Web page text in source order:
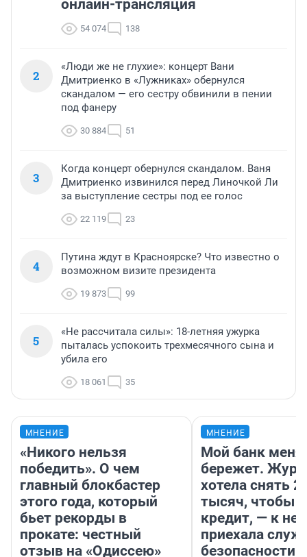
онлайн-трансляция
54 074 138
2
«Люди же не глухие»: концерт Вани
Дмитриенко в «Лужниках» обернулся
скандалом — его сестру обвинили в пении
под фанеру
30 884 51
3
Когда концерт обернулся скандалом. Ваня
Дмитриенко извинился перед Линочкой Ли
за выступление сестры под ее голос
22 119 23
4
Путина ждут в Красноярске? Что известно о
возможном визите президента
19 873 99
5
«Не рассчитала силы»: 18-летняя ужурка
пыталась успокоить трехмесячного сына и
убила его
18 061 35
МНЕНИЕ
«Никого нельзя
победить». О чем
главный блокбастер
этого года, который
бьет рекорды в
прокате: честный
отзыв на «Одиссею»
МНЕНИЕ
Мой банк меня
бережет.
хотела снять
тысяч, чтобы
кредит, — к
приехала
безопасности